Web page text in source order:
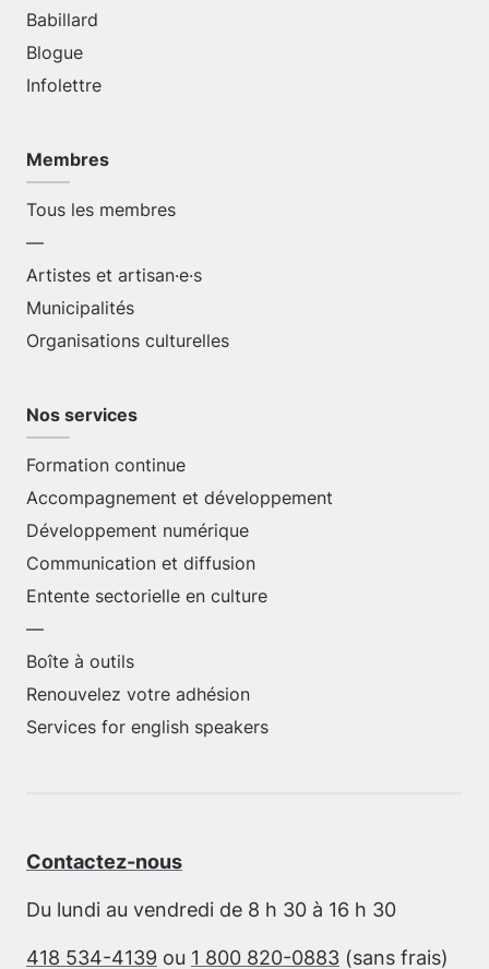
Babillard
Blogue
Infolettre
Membres
Tous les membres
—
Artistes et artisan·e·s
Municipalités
Organisations culturelles
Nos services
Formation continue
Accompagnement et développement
Développement numérique
Communication et diffusion
Entente sectorielle en culture
—
Boîte à outils
Renouvelez votre adhésion
Services for english speakers
Contactez-nous
Du lundi au vendredi de 8 h 30 à 16 h 30
418 534-4139 ou 1 800 820-0883 (sans frais)